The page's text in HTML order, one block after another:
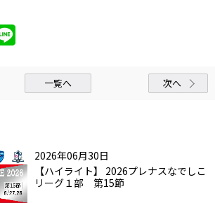
一覧へ 次へ
2026年06月30日
【ハイライト】 2026プレナスなでしこ
リーグ１部 第15節